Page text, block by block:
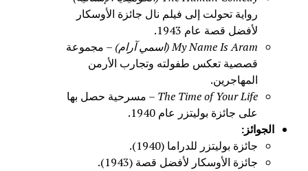
رواية تحولت إلى فيلم نال جائزة الأوسكار
لأفضل قصة عام 1943.
My Name Is Aram (اسمي آرام)
– مجموعة
قصصية تعكس طفولته وتجارب الأرمن
المهاجرين.
The Time of Your Life – مسرحية حصل بها
على جائزة بوليتزر عام 1940.
الجوائز:
جائزة بوليتزر للدراما (1940).
جائزة الأوسكار لأفضل قصة (1943).